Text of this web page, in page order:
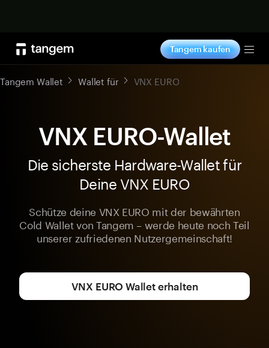
Tangem kaufen
Tangem Wallet Wallet für VNX EURO
VNX EURO-Wallet
Die sicherste Hardware-Wallet für
Deine VNX EURO
Schütze deine VNX EURO mit der bewährten
Cold Wallet von Tangem – werde heute noch Teil
unserer zufriedenen Nutzergemeinschaft!
VNX EURO Wallet erhalten